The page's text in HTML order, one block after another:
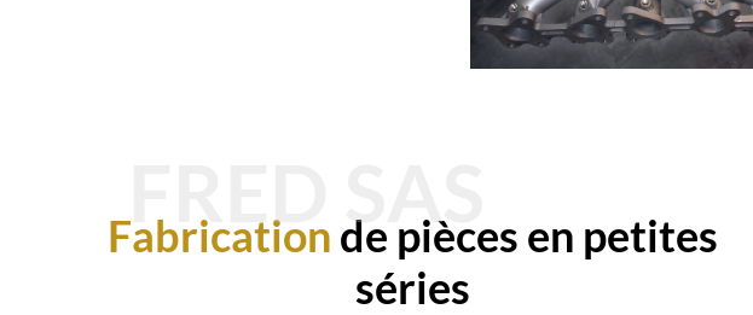
Fabrication de pièces en petites
séries